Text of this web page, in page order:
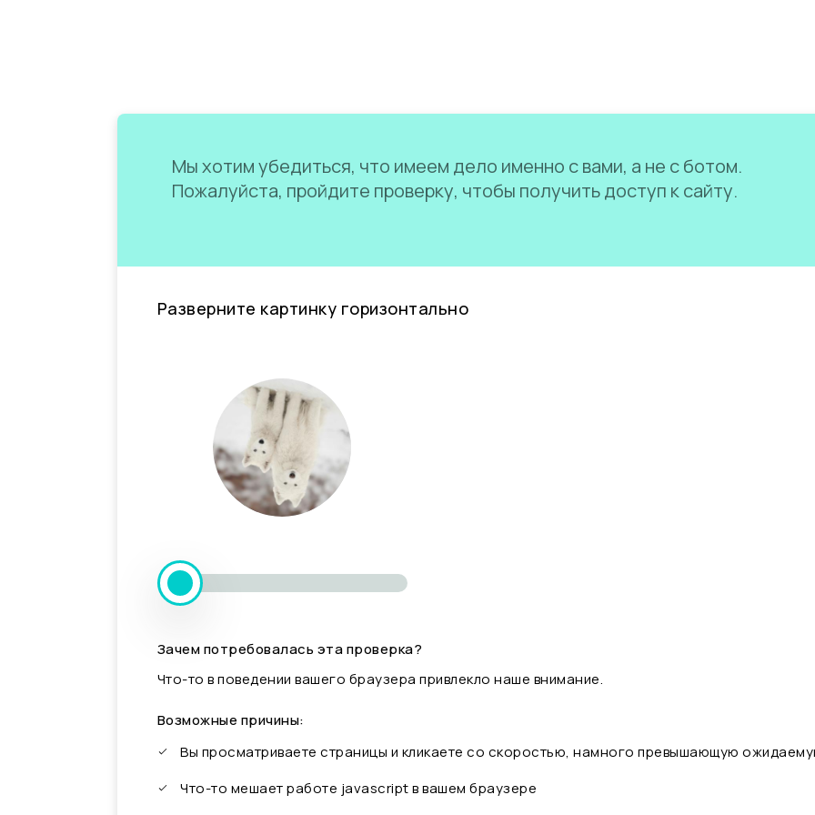
Мы хотим убедиться, что имеем дело именно с вами, а не с ботом.
Пожалуйста, пройдите проверку, чтобы получить доступ к сайту.
Разверните картинку горизонтально
Зачем потребовалась эта проверка?
Что-то в поведении вашего браузера привлекло наше внимание.
Возможные причины:
Вы просматриваете страницы и кликаете со скоростью, намного превышающую
Что-то мешает работе javascript в вашем браузере